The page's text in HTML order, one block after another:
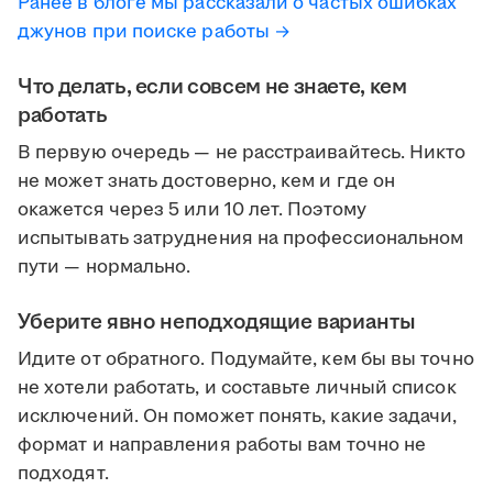
джунов при поиске работы →
Что делать, если совсем не знаете, кем
работать
В первую очередь — не расстраивайтесь. Никто
не может знать достоверно, кем и где он
окажется через 5 или 10 лет. Поэтому
испытывать затруднения на профессиональном
пути — нормально.
Уберите явно неподходящие варианты
Идите от обратного. Подумайте, кем бы вы точно
не хотели работать, и составьте личный список
исключений. Он поможет понять, какие задачи,
формат и направления работы вам точно не
подходят.